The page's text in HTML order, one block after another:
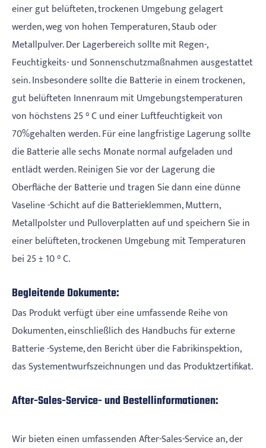
einer gut belüfteten, trockenen Umgebung gelagert
werden, weg von hohen Temperaturen, Staub oder
Metallpulver. Der Lagerbereich sollte mit Regen-,
Feuchtigkeits- und Sonnenschutzmaßnahmen ausgestattet
sein. Insbesondere sollte die Batterie in einem trockenen,
gut belüfteten Innenraum mit Umgebungstemperaturen
von höchstens 25 ° C und einer Luftfeuchtigkeit von
70%gehalten werden. Für eine langfristige Lagerung sollte
die Batterie alle sechs Monate normal aufgeladen und
entlädt werden. Reinigen Sie vor der Lagerung die
Oberfläche der Batterie und tragen Sie dann eine dünne
Vaseline -Schicht auf die Batterieklemmen, Muttern,
Metallpolster und Pulloverplatten auf und speichern Sie in
einer belüfteten, trockenen Umgebung mit Temperaturen
bei 25 ± 10 ° C.
Begleitende Dokumente:
Das Produkt verfügt über eine umfassende Reihe von
Dokumenten, einschließlich des Handbuchs für externe
Batterie -Systeme, den Bericht über die Fabrikinspektion,
das Systementwurfszeichnungen und das Produktzertifikat.
After-Sales-Service- und Bestellinformationen:
Wir bieten einen umfassenden After-Sales-Service an, der